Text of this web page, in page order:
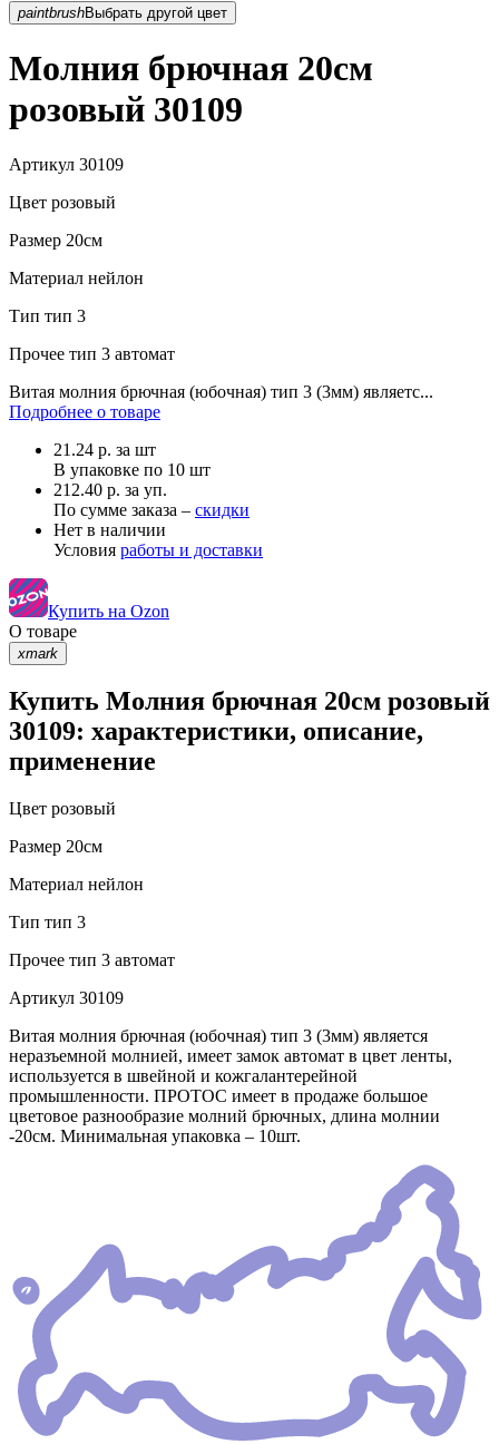
paintbrush Выбрать другой цвет
Молния брючная 20см
розовый 30109
Артикул 30109
Цвет розовый
Размер 20см
Материал нейлон
Тип тип 3
Прочее тип 3 автомат
Витая молния брючная (юбочная) тип 3 (3мм) являетс...
Подробнее о товаре
21.24 р. за шт
В упаковке по 10 шт
212.40 р. за уп.
По сумме заказа – скидки
Нет в наличии
Условия работы и доставки
Купить на Ozon
О товаре
xmark
Купить Молния брючная 20см розовый
30109: характеристики, описание,
применение
Цвет розовый
Размер 20см
Материал нейлон
Тип тип 3
Прочее тип 3 автомат
Артикул 30109
Витая молния брючная (юбочная) тип 3 (3мм) является
неразъемной молнией, имеет замок автомат в цвет ленты,
используется в швейной и кожгалантерейной
промышленности. ПРОТОС имеет в продаже большое
цветовое разнообразие молний брючных, длина молнии
-20см. Минимальная упаковка – 10шт.